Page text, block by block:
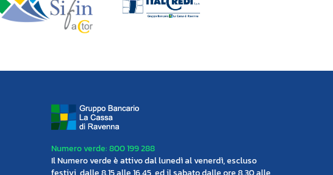
Numero verde: 800 199 288
Il Numero verde è attivo dal lunedì al venerdì, escluso